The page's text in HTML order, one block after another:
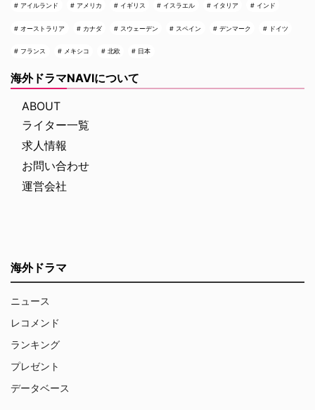
アイルランド アメリカ イギリス イスラエル イタリア インド
オーストラリア カナダ スウェーデン スペイン デンマーク ドイツ
フランス メキシコ 北欧 日本
海外ドラマNAVIについて
ABOUT
ライター一覧
求人情報
お問い合わせ
運営会社
海外ドラマ
ニュース
レコメンド
ランキング
プレゼント
データベース